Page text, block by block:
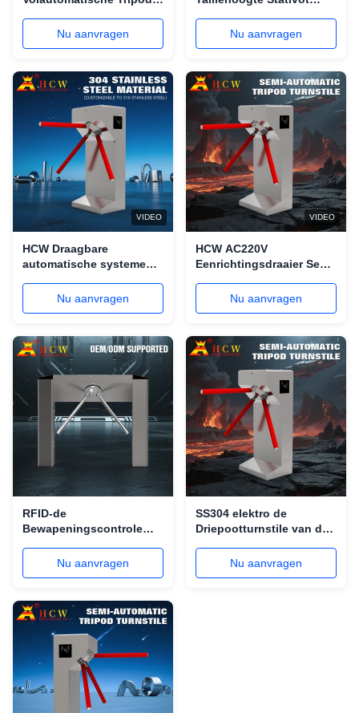
Intelligent Beheer
Nu aanvragen
Automatische
Nu aanvragen
VIDEO
HCW Draagbare
automatische systemen
Voetgangersverkeersleiding
Nu aanvragen
VIDEO
HCW AC220V
Eenrichtingsdraaier Semi-
Veiligheidspoorten 30-35
personen / min
Nu aanvragen
RFID-de
Bewapeningscontrole
240V van de Kaartlezer
voor Voetganger
Nu aanvragen
SS304 elektro de
Driepootturnstile van de
Poort Drie Rolwapen
Nu aanvragen